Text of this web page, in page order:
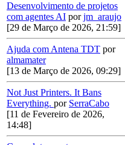
Desenvolvimento de projetos
com agentes AI porjm_araujo
[29 de Março de 2026, 21:59]
Ajuda com Antena TDT por
almamater
[13 de Março de 2026, 09:29]
Not Just Printers. It Bans
Everything. por SerraCabo
[11 de Fevereiro de 2026,
14:48]